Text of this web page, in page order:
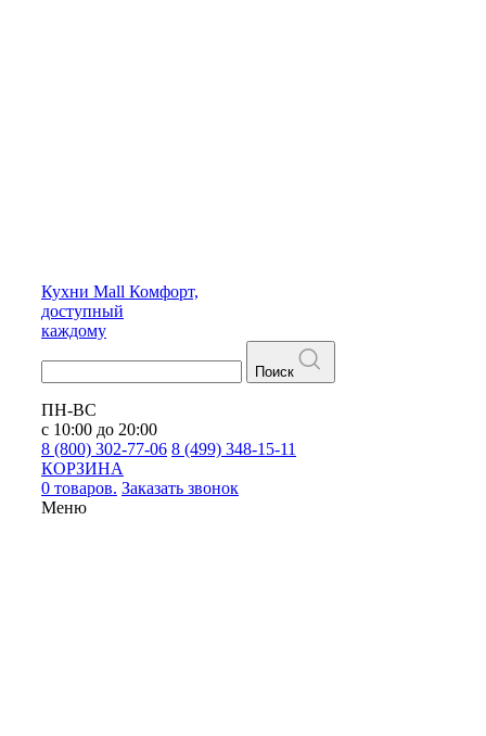
Кухни Mall Комфорт,
доступный
каждому
Поиск
ПН-ВС
с 10:00 до 20:00
8 (800) 302-77-06 8 (499) 348-15-11
КОРЗИНА
0 товаров. Заказать звонок
Меню